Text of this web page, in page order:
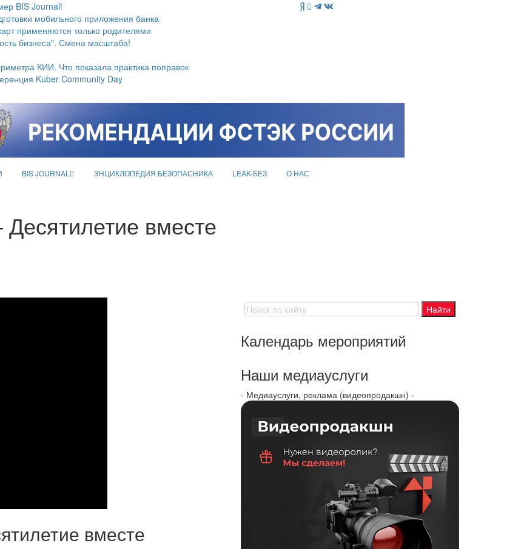
BIS Journal!
мобильного приложения банка
применяются только родителями
бизнеса". Смена масштаба!
КИИ. Что показала практика поправок
Kuber Community Day
BIS JOURNAL ЭНЦИКЛОПЕДИЯ БЕЗОПАСНИКА LEAK-БЕЗ О НАС
вместе
вместе
Календарь мероприятий
Наши медиауслуги
- Медиауслуги, реклама (видеопродакшн) -